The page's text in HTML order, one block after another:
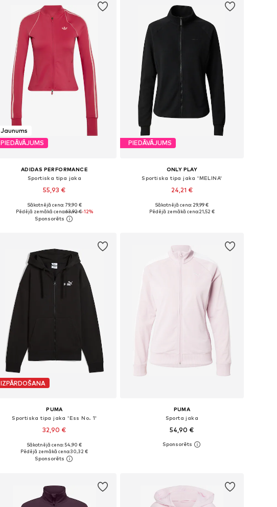
Jaunums
PIEDĀVĀJUMS
ADIDAS PERFORMANCE
Sportiska tipa jaka
55,93 €
Pievienot grozam
Sākotnējā cena: 79,90 €
Pēdējā zemākā cena:63,92 €-12%
PIEDĀVĀJUMS
ONLY PLAY
Sportiska tipa jaka 'MELINA'
24,21 €
Pieejamie izmēri: XS, S, M, L, XL
Sākotnējā cena: 29,99 €
Pēdējā zemākā cena:21,52 €
IZPĀRDOŠANA
PUMA
Sportiska tipa jaka 'Ess No. 1'
32,90 €
Pieejamie izmēri: XS, S, M, L
Pievienot grozam
Sākotnējā cena: 54,90 €
Pēdējā zemākā cena:30,32 €
PUMA
Sporta jaka
54,90 €
Pieejamie izmēri: XS, S, M, L, XL